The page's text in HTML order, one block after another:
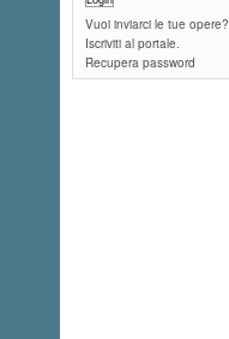
Vuoi inviarci le tue opere?
Iscriviti al portale.
Recupera password